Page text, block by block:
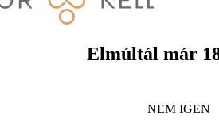
Elmúltál már
NEM IGEN